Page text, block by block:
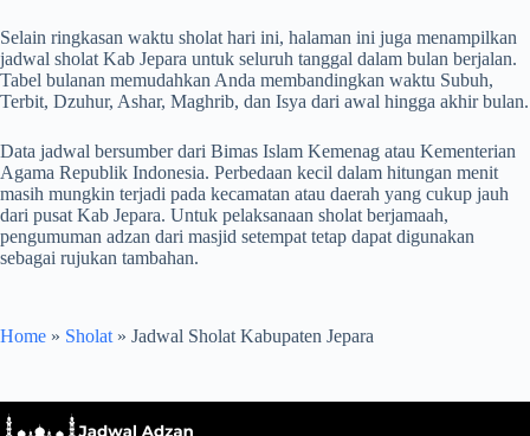
Selain ringkasan waktu sholat hari ini, halaman ini juga menampilkan
jadwal sholat Kab Jepara untuk seluruh tanggal dalam bulan berjalan.
Tabel bulanan memudahkan Anda membandingkan waktu Subuh,
Terbit, Dzuhur, Ashar, Maghrib, dan Isya dari awal hingga akhir bulan.
Data jadwal bersumber dari Bimas Islam Kemenag atau Kementerian
Agama Republik Indonesia. Perbedaan kecil dalam hitungan menit
masih mungkin terjadi pada kecamatan atau daerah yang cukup jauh
dari pusat Kab Jepara. Untuk pelaksanaan sholat berjamaah,
pengumuman adzan dari masjid setempat tetap dapat digunakan
sebagai rujukan tambahan.
Home » Sholat » Jadwal Sholat Kabupaten Jepara